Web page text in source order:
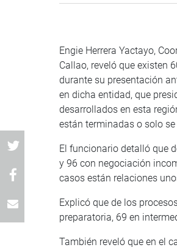
Engie Herrera Yactayo,
Callao, reveló que existen
durante su presentación
en dicha entidad, que
desarrollados en esta
están terminadas o solo
El funcionario detalló que
y 96 con negociación
casos están relaciones
Explicó que de los
preparatoria, 69 en
También reveló que en el